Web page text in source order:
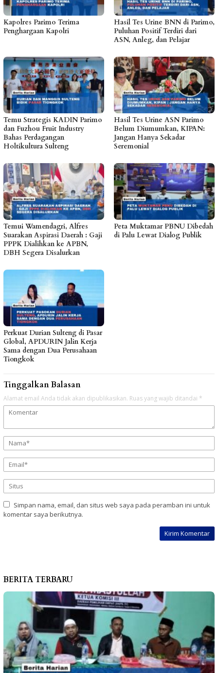
Kapolres Parimo Terima
Penghargaan Kapolri
Hasil Tes Urine BNN di Parimo,
Puluhan Positif Terdiri dari
ASN, Anleg, dan Pelajar
Temu Strategis KADIN Parimo
dan Fuzhou Fruit Industry
Bahas Perdagangan
Holtikultura Sulteng
Hasil Tes Urine ASN Parimo
Belum Diumumkan, KIPAN:
Jangan Hanya Sekadar
Seremonial
Temui Wamendagri, Alfres
Suarakan Aspirasi Daerah : Gaji
PPPK Dialihkan ke APBN,
DBH Segera Disalurkan
Peta Muktamar PBNU Dibedah
di Palu Lewat Dialog Publik
Perkuat Durian Sulteng di Pasar
Global, APDURIN Jalin Kerja
Sama dengan Dua Perusahaan
Tiongkok
Tinggalkan Balasan
Alamat email Anda tidak akan dipublikasikan. Ruas yang wajib ditandai *
Simpan nama, email, dan situs web saya pada peramban ini untuk
komentar saya berikutnya.
BERITA TERBARU